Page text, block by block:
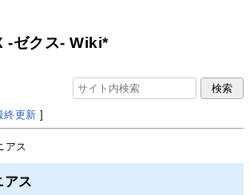
-ゼクス- Wiki*
終更新 ]
アス
アス